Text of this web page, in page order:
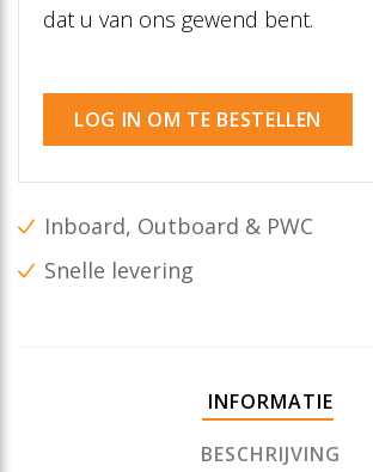
dat u van ons gewend bent.
LOG IN OM TE BESTELLEN
Inboard, Outboard & PWC
Snelle levering
INFORMATIE
BESCHRIJVING